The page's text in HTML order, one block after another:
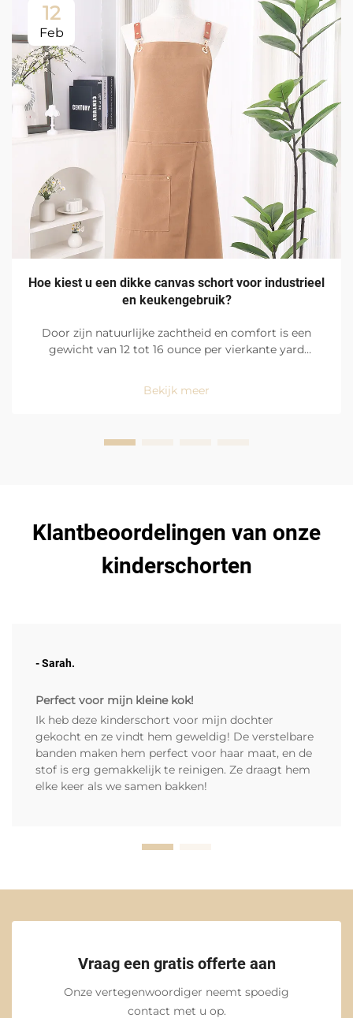
12
Feb
Hoe kiest u een dikke canvas schort voor industrieel
en keukengebruik?
Door zijn natuurlijke zachtheid en comfort is een
gewicht van 12 tot 16 ounce per vierkante yard
Met een gelijkmatig verdeelde en dichte
Bekijk meer
Klantbeoordelingen van onze
kinderschorten
- Sarah.
Perfect voor mijn kleine kok!
Ik heb deze kinderschort voor mijn dochter
gekocht en ze vindt hem geweldig! De verstelbare
banden maken hem perfect voor haar maat, en de
stof is erg gemakkelijk te reinigen. Ze draagt hem
elke keer als we samen bakken!
Vraag een gratis offerte aan
Onze vertegenwoordiger neemt spoedig
contact met u op.